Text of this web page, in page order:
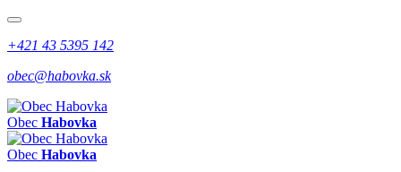
+421 43 5395 142
obec@habovka.sk
Obec Habovka
Obec Habovka